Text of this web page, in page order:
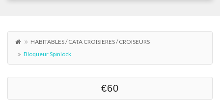
HABITABLES / CATA CROISIERES / CROISEURS
Bloqueur Spinlock
€60